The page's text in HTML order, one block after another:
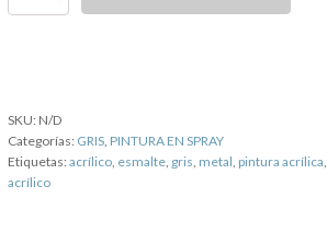
SKU: N/D
Categorías: GRIS, PINTURA EN SPRAY
Etiquetas: acrílico, esmalte, gris, metal, pintura acrílica,
acrílico